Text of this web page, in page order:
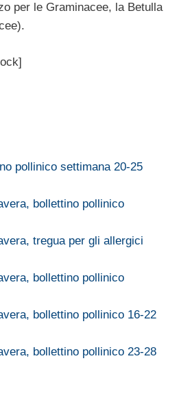
per le Graminacee, la Betulla
pollinico settimana 20-25
bollettino pollinico
tregua per gli allergici
bollettino pollinico
bollettino pollinico 16-22
bollettino pollinico 23-28